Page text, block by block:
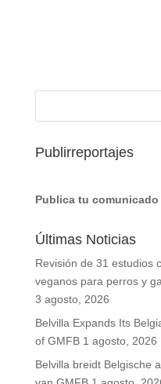
Publirreportajes
Publica tu comunicado
Últimas Noticias
Revisión de 31 estudios
veganos para perros y
3 agosto, 2026
Belvilla Expands Its
of GMFB 1 agosto, 2026
Belvilla breidt Belgische